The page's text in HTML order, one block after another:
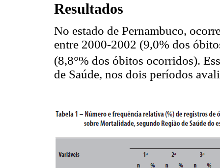
Resultados
No estado de Pernambuco,
entre 2000-2002 (9,0% dos
(8,8°% dos óbitos ocorridos).
de Saúde, nos dois períodos